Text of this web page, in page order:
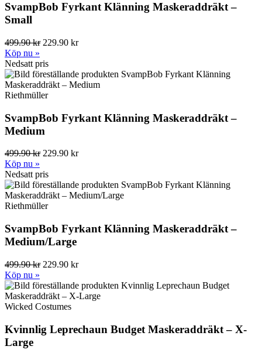
SvampBob Fyrkant Klänning Maskeraddräkt –
Small
499.90 kr229.90 kr
Köp nu »
Nedsatt pris
Riethmüller
SvampBob Fyrkant Klänning Maskeraddräkt –
Medium
499.90 kr229.90 kr
Köp nu »
Nedsatt pris
Riethmüller
SvampBob Fyrkant Klänning Maskeraddräkt –
Medium/Large
499.90 kr229.90 kr
Köp nu »
Wicked Costumes
Kvinnlig Leprechaun Budget Maskeraddräkt – X-
Large